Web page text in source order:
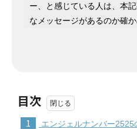
ー、と感じている人は、本
なメッセージがあるのか確か
目次
1 エンジェルナンバー2525